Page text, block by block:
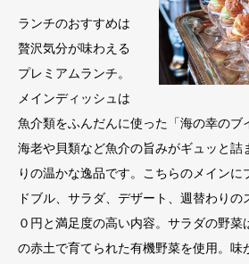
ランチのおすすめは
贅沢気分が味わえる
プレミアムランチ。
メインディッシュは
魚介類をふんだんに使った「海の幸のブ
海老や貝類など魚介の旨みがギュッと詰
りの温かな逸品です。こちらのメインに
ドブル、サラダ、デザート、週替わりの
０円と満足度の高い内容。サラダの野菜
の赤土で育てられた有機野菜を使用。味